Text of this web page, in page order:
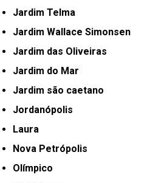
Jardim Telma
Jardim Wallace Simonsen
Jardim das Oliveiras
Jardim do Mar
Jardim são caetano
Jordanópolis
Laura
Nova Petrópolis
Olímpico